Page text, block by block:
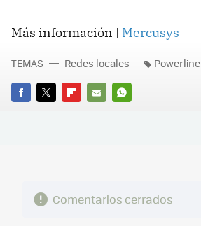
Más información | Mercusys
FACEBOOK
TWITTERFLIPBOARD
E-
WHATSAPP
TEMAS Redes locales Powerline
Comentarios cerrados